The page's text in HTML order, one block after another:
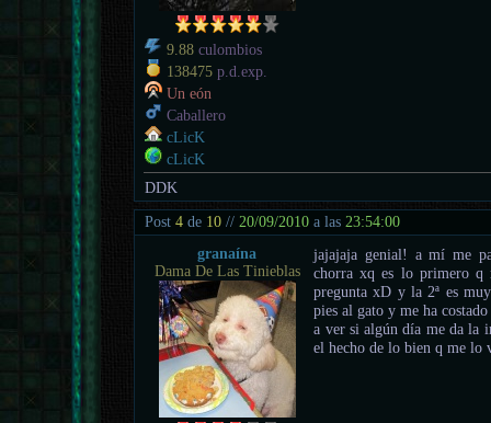
9.88 culombios
138475 p.d.exp.
Un eón
Caballero
cLicK
cLicK
DDK
Post4 de 10 // 20/09/2010 a las 23:54:00
granaína
Dama De Las Tinieblas
jajajaja genial! a mí me
chorra xq es lo primero q
pregunta xD y la 2ª es
pies al gato y me ha costado
a ver si algún día me da la
el hecho de lo bien q me lo